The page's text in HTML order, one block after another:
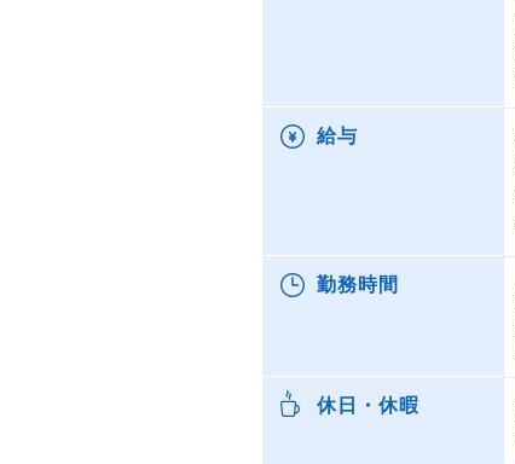
給与
勤務時間
休日・休暇